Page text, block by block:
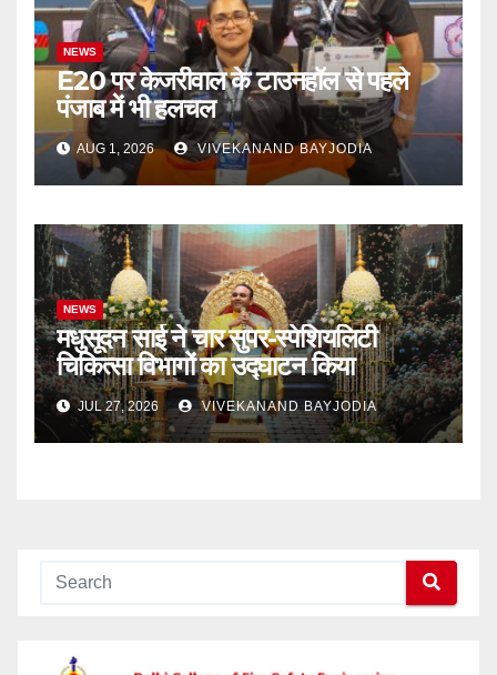
NEWS
E20 पर केजरीवाल के टाउनहॉल से पहले
पंजाब में भी हलचल
AUG 1, 2026 VIVEKANAND BAYJODIA
NEWS
मधुसूदन साई ने चार सुपर-स्पेशियलिटी
चिकित्सा विभागों का उद्घाटन किया
JUL 27, 2026 VIVEKANAND BAYJODIA